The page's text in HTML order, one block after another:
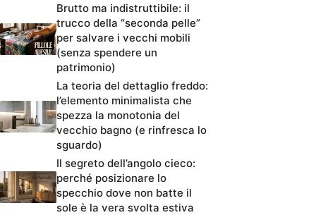
Brutto ma indistruttibile: il
trucco della “seconda pelle”
per salvare i vecchi mobili
(senza spendere un
patrimonio)
La teoria del dettaglio freddo:
l’elemento minimalista che
spezza la monotonia del
vecchio bagno (e rinfresca lo
sguardo)
Il segreto dell’angolo cieco:
perché posizionare lo
specchio dove non batte il
sole è la vera svolta estiva